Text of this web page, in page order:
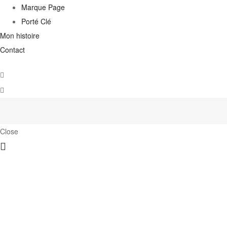
Marque Page
Porté Clé
Mon histoire
Contact
Close